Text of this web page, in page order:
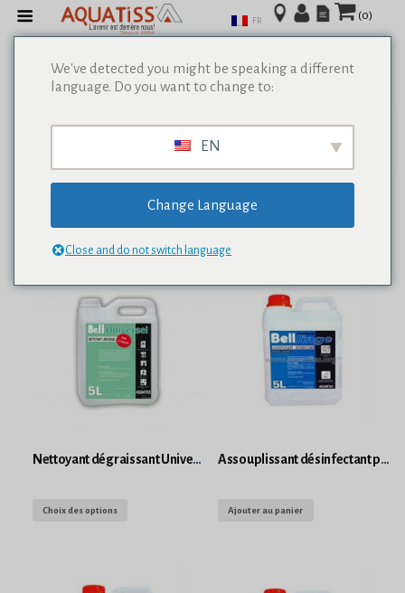
(0)
Nettoyant dégraissant Universel prêt à l’emploi
Choix des options
Assouplissant désinfectant parfum lavande Bell linge bidon 5L
Ajouter au panier
FR
We've detected you might be speaking a different
language. Do you want to change to:
EN
Change Language
Close and do not switch language